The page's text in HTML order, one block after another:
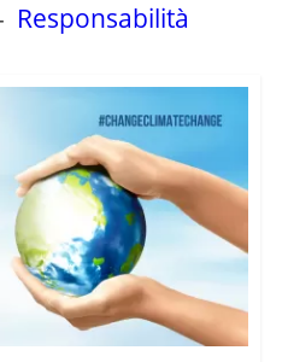
Responsabilità